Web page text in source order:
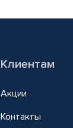
Клиентам
Акции
Контакты